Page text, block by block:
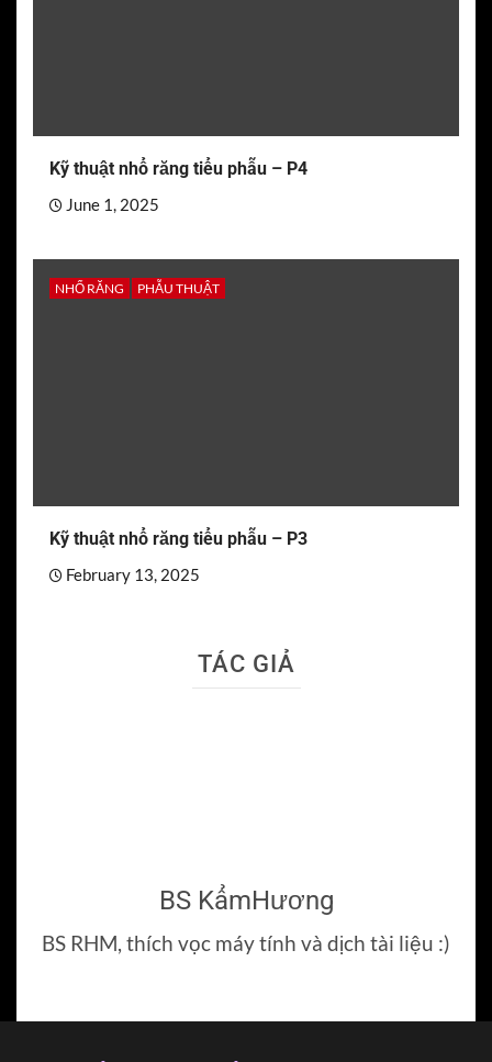
Kỹ thuật nhổ răng tiểu phẫu – P4
June 1, 2025
NHỔ RĂNG PHẪU THUẬT
Kỹ thuật nhổ răng tiểu phẫu – P3
February 13, 2025
TÁC GIẢ
BS KẩmHương
BS RHM, thích vọc máy tính và dịch tài liệu :)